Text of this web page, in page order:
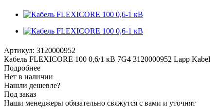
Артикул: 3120000952
Кабель FLEXICORE 100 0,6/1 кВ 7G4 3120000952 Lapp Kabel
Подробнее
Нет в наличии
Нашли дешевле?
Под заказ
Наши менеджеры обязательно свяжутся с вами и уточнят